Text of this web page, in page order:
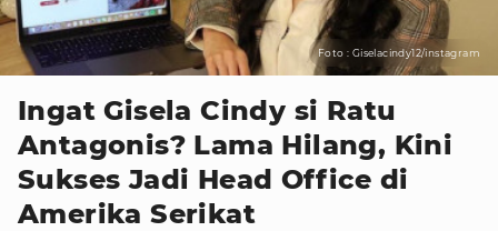
Foto : Giselacindy12/instagram
Ingat Gisela Cindy si Ratu
Antagonis? Lama Hilang, Kini
Sukses Jadi Head Office di
Amerika Serikat